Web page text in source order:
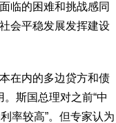
临的困难和挑战感同
会平稳发展发挥建设
在内的多边贷方和债
斯国总理对之前“中
率较高”。但专家认为